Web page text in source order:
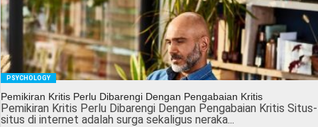
PSYCHOLOGY
Pemikiran Kritis Perlu Dibarengi Dengan Pengabaian Kritis
Pemikiran Kritis Perlu Dibarengi Dengan Pengabaian Kritis Situs-
situs di internet adalah surga sekaligus neraka...